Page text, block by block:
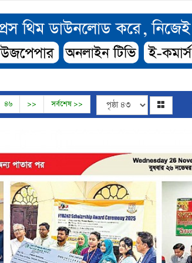
৪৬ >> সর্বশেষ >>